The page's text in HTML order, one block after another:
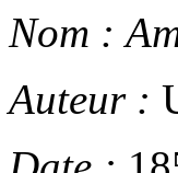
Nom :
Auteur :